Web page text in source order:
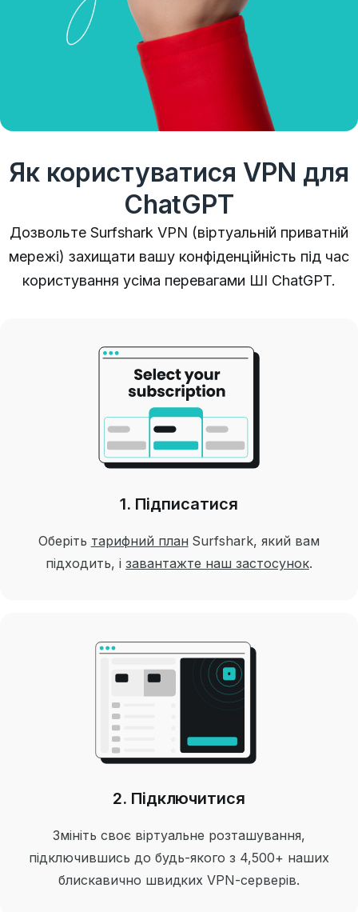
Як користуватися VPN для
ChatGPT
Дозвольте Surfshark VPN (віртуальній приватній
мережі) захищати вашу конфіденційність під час
користування усіма перевагами ШІ ChatGPT.
1. Підписатися
Оберіть тарифний план Surfshark, який вам
підходить, ізавантажте наш застосунок.
2. Підключитися
Змініть своє віртуальне розташування,
підключившись до будь-якого з 4,500+ наших
блискавично швидких VPN-серверів.